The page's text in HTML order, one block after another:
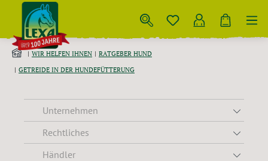
Zum Hauptinhalt springen
WIR HELFEN IHNEN
RATGEBER HUND
GETREIDE IN DER HUNDEFÜTTERUNG
Unternehmen
Rechtliches
Händler